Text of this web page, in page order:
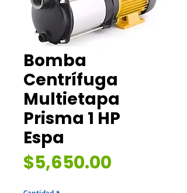
Bomba
Centrífuga
Multietapa
Prisma 1 HP
Espa
$5,650.00